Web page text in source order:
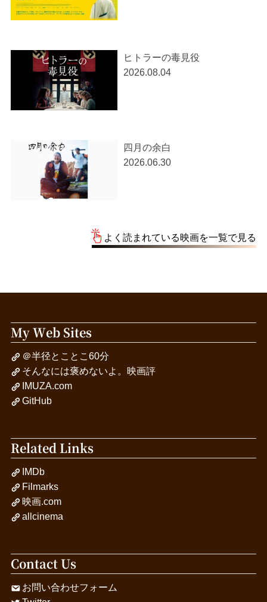
ヒトラーの毒見役
2026.08.04
四月の余白
2026.06.30
よく読まれている映画を一覧で見る
My Web Sites
＠半径とことこ60分
そんなには褒めないよ。映画評
IMUZA.com
GitHub
Related Links
IMDb
Filmarks
映画.com
allcinema
Contact Us
お問い合わせフォーム